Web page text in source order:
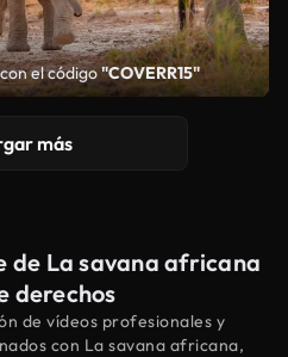
con el código"COVERR15"
más
de La savana africana
derechos
de vídeos profesionales y
con La savana africana,